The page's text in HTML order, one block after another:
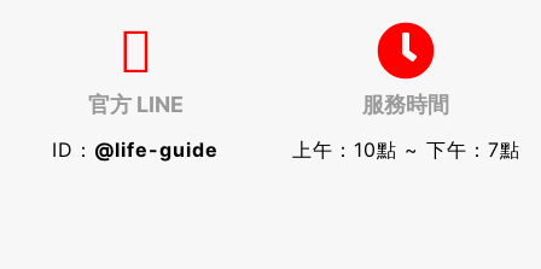
官方 LINE
ID： @life-guide
服務時間
上午：10點 ~ 下午：7點